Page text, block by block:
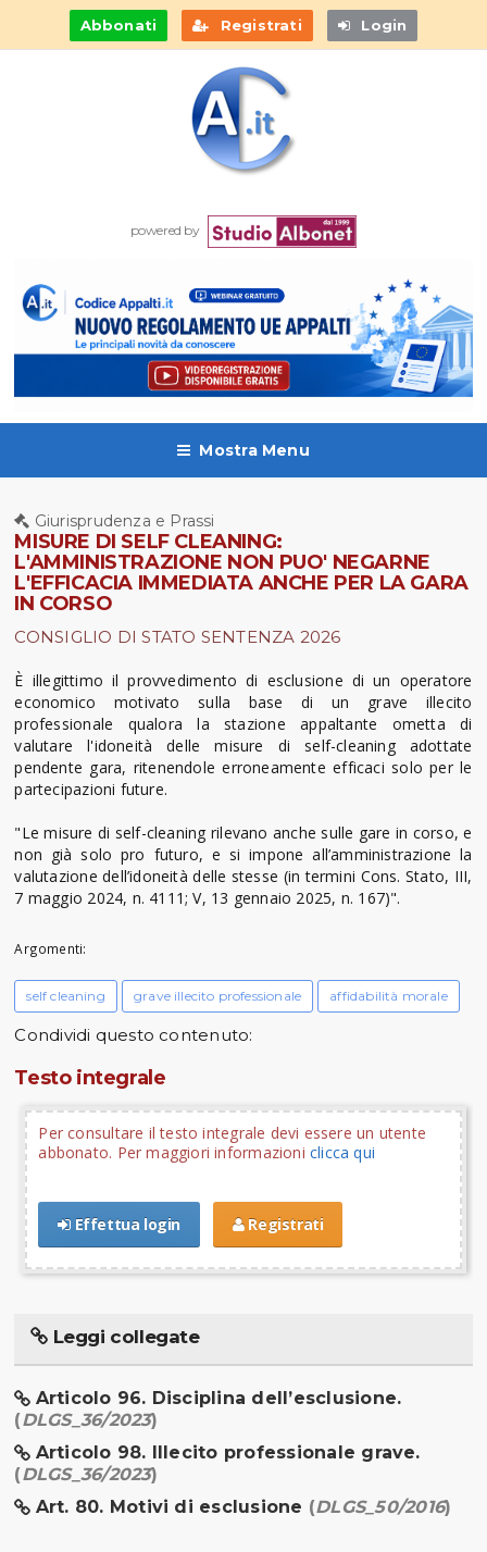
Abbonati Registrati Login
powered by
Mostra Menu
Giurisprudenza e Prassi
MISURE DI SELF CLEANING:
L'AMMINISTRAZIONE NON PUO' NEGARNE
L'EFFICACIA IMMEDIATA ANCHE PER LA GARA
IN CORSO
CONSIGLIO DI STATO SENTENZA 2026
È illegittimo il provvedimento di esclusione di un operatore
economico motivato sulla base di un grave illecito
professionale qualora la stazione appaltante ometta di
valutare l'idoneità delle misure di self-cleaning adottate
pendente gara, ritenendole erroneamente efficaci solo per le
partecipazioni future.
"Le misure di self-cleaning rilevano anche sulle gare in corso, e
non già solo pro futuro, e si impone all’amministrazione la
valutazione dell’idoneità delle stesse (in termini Cons. Stato, III,
7 maggio 2024, n. 4111; V, 13 gennaio 2025, n. 167)".
Argomenti:
self cleaning grave illecito professionale affidabilità morale
Condividi questo contenuto:
Testo integrale
Per consultare il testo integrale devi essere un utente
abbonato. Per maggiori informazioni clicca qui
Effettua login Registrati
Leggi collegate
Articolo 96. Disciplina dell’esclusione.
(DLGS_36/2023)
Articolo 98. Illecito professionale grave.
(DLGS_36/2023)
Art. 80. Motivi di esclusione (DLGS_50/2016)